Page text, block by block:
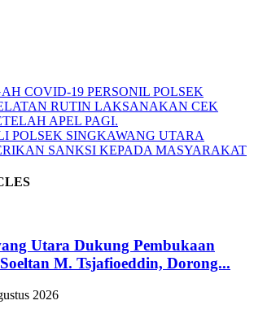
COVID-19 PERSONIL POLSEK
RUTIN LAKSANAKAN CEK
APEL PAGI.
POLSEK SINGKAWANG UTARA
SANKSI KEPADA MASYARAKAT
Utara Dukung Pembukaan
M. Tsjafioeddin, Dorong...
2026